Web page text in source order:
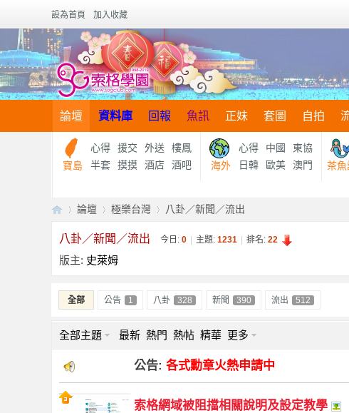
設為首頁 加入收藏
論壇 資料庫 回報 魚訊 正妹 套圖 自拍
寶島
心得 援交 外送
樓鳳
半套
摸摸 酒店 酒吧 海外
心得 中國
東協
日韓
歐美 澳門 茶魚
論壇 極樂台灣 八卦／新聞／流出
八卦／新聞／流出 今日: 0 主題: 1231 排名: 22
版主: 史萊姆
全部 公告 1 八卦 328 新聞 390 流出 512
全部主題 最新 熱門 熱帖 精華 更多
公告: 各式勳章火熱申請中
索格網域被阻擋相關說明及設定教學